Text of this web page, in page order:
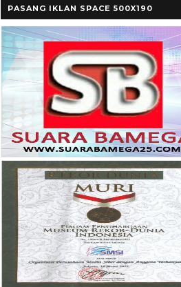
PASANG IKLAN SPACE 500X190